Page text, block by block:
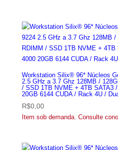
Workstation Silix® 96* Núcleos
2.5 GHz a 3.7 Ghz 128MB /
/ SSD 1TB NVME + 4TB SATA3
20GB 6144 CUDA / Rack 4U /
R$0,00
Item sob demanda. Consulte